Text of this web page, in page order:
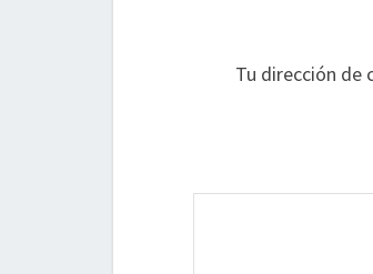
Tu dirección de